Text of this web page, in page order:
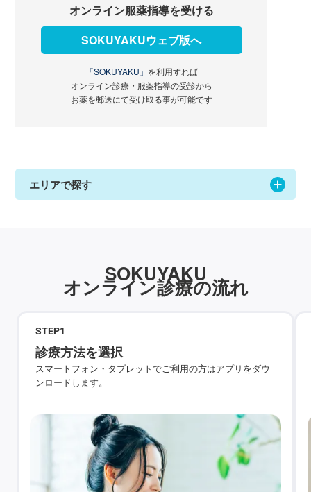
オンライン服薬指導を受ける
SOKUYAKUウェブ版へ
「SOKUYAKU」 を利用すれば
オンライン診療・服薬指導の受診から
お薬を郵送にて受け取る事が可能です
エリアで探す
SOKUYAKU
オンライン診療の流れ
STEP1
診療方法を選択
スマートフォン・タブレットでご利用の方はアプリをダウ
ンロードします。